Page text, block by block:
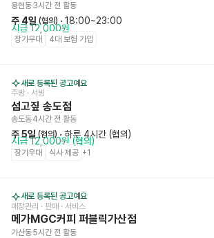
용현동3시간 전 활동
주 4일 (협의) · 18:00~23:00
시급 12,000원
장기우대 4대 보험 가입
새로 등록된 공고예요
주방 · 서빙
섬고짚 송도점
송도동4시간 전 활동
주 5일 (협의) · 하루 4시간 (협의)
시급 12,000원 (협의)
장기우대 식사 제공 +1
새로 등록된 공고예요
매장관리 · 판매 · 서비스
메가MGC커피 퍼블릭가산점
가산동5시간 전 활동